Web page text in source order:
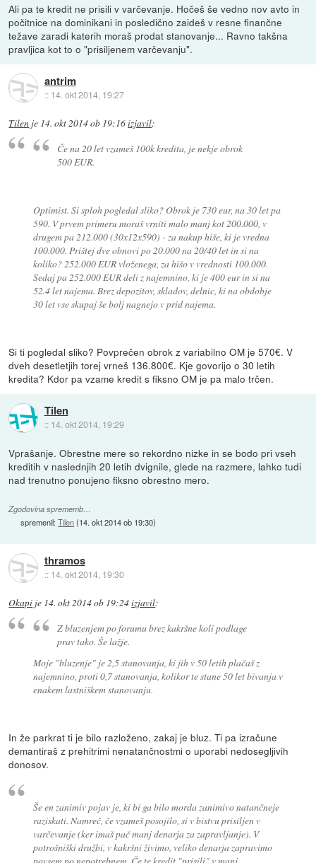
Ali pa te kredit ne prisili v varčevanje. Hočeš še vedno nov avto in
počitnice na dominikani in posledično zaideš v resne finančne
težave zaradi katerih moraš prodat stanovanje... Ravno takšna
pravljica kot to o "prisiljenem varčevanju".
antrim
:: 14. okt 2014, 19:27
Tilen je 14. okt 2014 ob 19:16izjavil:
Če na 20 let vzameš 100k kredita, je nekje obrok
500 EUR.
Optimist. Si sploh pogledal sliko? Obrok je 730 eur, na 30 let pa
590. V prvem primeru moraš vrniti malo manj kot 200.000, v
drugem pa 212.000 (30x12x590) - za nakup hiše, ki je vredna
100.000. Prištej dve obnovi po 20.000 na 20/40 let in si na
koliko? 252.000 EUR vloženega, za hišo v vrednosti 100.000.
Sedaj pa 252.000 EUR deli z najemnino, ki je 400 eur in si na
52.4 let najema. Brez depozitov, skladov, delnic, ki na obdobje
30 let vse skupaj še bolj nagnejo v prid najema.
Si ti pogledal sliko? Povprečen obrok z variabilno OM je 570€. V
dveh desetletjih torej vrneš 136.800€. Kje govorijo o 30 letih
kredita? Kdor pa vzame kredit s fiksno OM je pa malo trčen.
Tilen
:: 14. okt 2014, 19:29
Vprašanje. Obrestne mere so rekordno nizke in se bodo pri vseh
kreditih v naslednjih 20 letih dvignile, glede na razmere, lahko tudi
nad trenutno ponujeno fiksno obrestno mero.
Zgodovina sprememb…
spremenil:Tilen(14. okt 2014 ob 19:30)
thramos
:: 14. okt 2014, 19:30
Okapi je 14. okt 2014 ob 19:24izjavil:
Z bluzenjem po forumu brez kakršne koli podlage
prav tako. Še lažje.
Moje "bluzenje" je 2,5 stanovanja, ki jih v 50 letih plačaš z
najemnino, proti 0,7 stanovanja, kolikor te stane 50 let bivanja v
enakem lastniškem stanovanju.
In že parkrat ti je bilo razloženo, zakaj je bluz. Ti pa izračune
demantiraš z prehitrimi nenatančnostmi o uporabi nedosegljivih
donosov.
Še en zanimiv pojav je, ki bi ga bilo morda zanimivo natančneje
raziskati. Namreč, če vzameš posojilo, si v bistvu prisiljen v
varčevanje (ker imaš pač manj denarja za zapravljanje). V
potrošniški družbi, v kakršni živimo, veliko denarja zapravimo